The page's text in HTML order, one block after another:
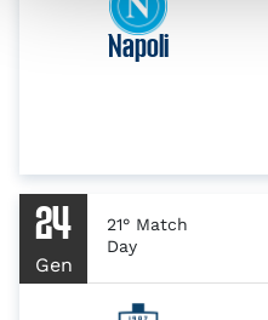
Napoli
24
Gen
21° Match
Day